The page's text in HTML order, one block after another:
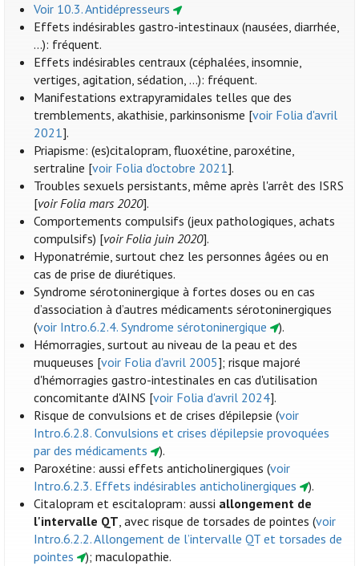
Voir 10.3. Antidépresseurs
Effets indésirables gastro-intestinaux (nausées, diarrhée,
...): fréquent.
Effets indésirables centraux (céphalées, insomnie,
vertiges, agitation, sédation, ...): fréquent.
Manifestations extrapyramidales telles que des
tremblements, akathisie, parkinsonisme [voir Folia d'avril
2021].
Priapisme: (es)citalopram, fluoxétine, paroxétine,
sertraline [voir Folia d'octobre 2021].
Troubles sexuels persistants, même après l'arrêt des ISRS
[voir Folia mars 2020].
Comportements compulsifs (jeux pathologiques, achats
compulsifs) [voir Folia juin 2020].
Hyponatrémie, surtout chez les personnes âgées ou en
cas de prise de diurétiques.
Syndrome sérotoninergique à fortes doses ou en cas
d’association à d’autres médicaments sérotoninergiques
(voir Intro.6.2.4. Syndrome sérotoninergique
).
Hémorragies, surtout au niveau de la peau et des
muqueuses [voir Folia d'avril 2005]; risque majoré
d'hémorragies gastro-intestinales en cas d'utilisation
concomitante d'AINS [voir Folia d'avril 2024].
Risque de convulsions et de crises d'épilepsie (voir
Intro.6.2.8. Convulsions et crises d’épilepsie provoquées
par des médicaments
).
Paroxétine: aussi effets anticholinergiques (voir
Intro.6.2.3. Effets indésirables anticholinergiques
).
Citalopram et escitalopram: aussi allongement de
l'intervalle QT, avec risque de torsades de pointes (voir
Intro.6.2.2. Allongement de l’intervalle QT et torsades de
pointes
); maculopathie.